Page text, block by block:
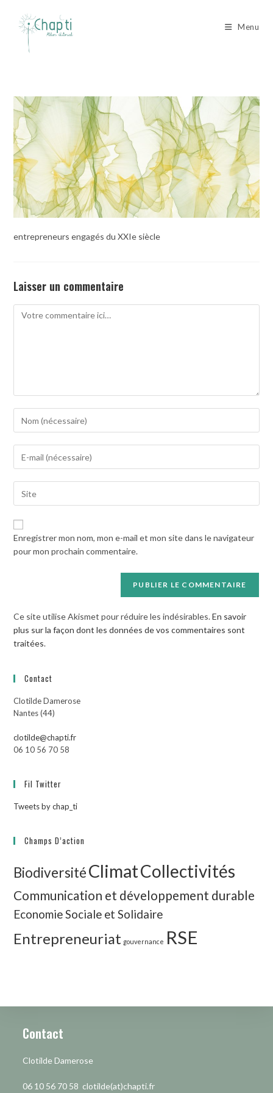
content
Menu
entrepreneurs engagés du XXIe siècle
Laisser un commentaire
Comment
your
username
to
comment
your
address
to
comment
l’URL
votre
site
(facultatif)
Enregistrer mon nom, mon e-mail et mon site dans le navigateur
pour mon prochain commentaire.
Ce site utilise Akismet pour réduire les indésirables.En savoir
plus sur la façon dont les données de vos commentaires sont
traitées.
Contact
Clotilde Damerose
Nantes (44)
clotilde@chapti.fr
06 10 56 70 58
Fil Twitter
Tweets by chap_ti
Champs D’action
BiodiversitéClimatCollectivités
Communication et développement durable
Economie Sociale et Solidaire
Entrepreneuriat gouvernance RSE
Contact
Clotilde Damerose
06 10 56 70 58 clotilde(at)chapti.fr